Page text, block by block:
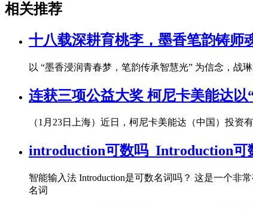
相关推荐
十八载深耕育桃李，墨香笔韵铸
以 “墨香浸润青春梦，笔韵传承智慧光” 为信念，战
连获三项公益大奖 柯尼卡美能达
（1月23日上海）近日，柯尼卡美能达（中国）投
introduction可数吗_Introduction可
智能输入法 Introduction是可数名词吗？ 这是一个非
名词